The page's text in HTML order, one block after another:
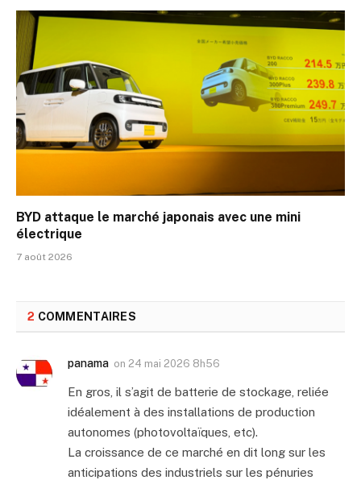
BYD attaque le marché japonais avec une mini
électrique
7 août 2026
2 COMMENTAIRES
panama on 24 mai 2026 8h56
En gros, il s’agit de batterie de stockage, reliée
idéalement à des installations de production
autonomes (photovoltaïques, etc).
La croissance de ce marché en dit long sur les
anticipations des industriels sur les pénuries